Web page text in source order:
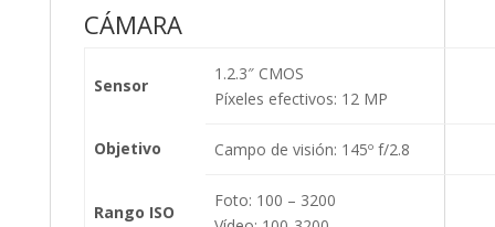
CÁMARA
Sensor
1.2.3″ CMOS
Píxeles efectivos: 12 MP
Objetivo Campo de visión: 145º f/2.8
Rango ISO
Foto: 100 – 3200